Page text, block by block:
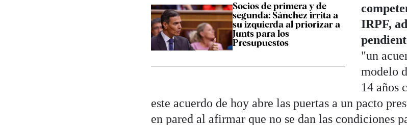
Socios de primera y de
segunda: Sánchez irrita a
su izquierda al priorizar a
Junts para los
Presupuestos
IRPF,
"un
modelo
14 años
este acuerdo de hoy abre las puertas a un pacto
en pared al afirmar que no se dan las condiciones